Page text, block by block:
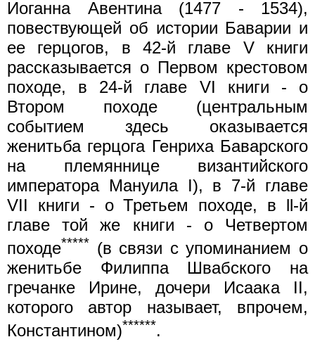
Иоганна Авентина (1477 - 1534),
повествующей об истории Баварии и
ее герцогов, в 42-й главе V книги
рассказывается о Первом крестовом
походе, в 24-й главе VI книги - о
Втором походе (центральным
событием здесь оказывается
женитьба герцога Генриха Баварского
на племяннице византийского
императора Мануила I), в 7-й главе
VII книги - о Третьем походе, в ll-й
главе той же книги - о Четвертом
походе***** (в связи с упоминанием о
женитьбе Филиппа Швабского на
гречанке Ирине, дочери Исаака II,
которого автор называет, впрочем,
Константином)******.